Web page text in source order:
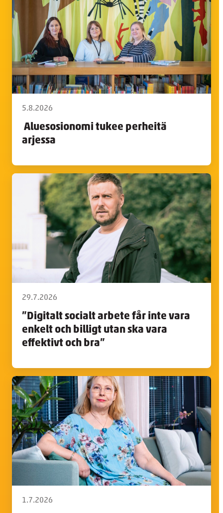
5.8.2026
Aluesosionomi tukee perheitä
arjessa
29.7.2026
”Digitalt socialt arbete får inte vara
enkelt och billigt utan ska vara
effektivt och bra”
1.7.2026